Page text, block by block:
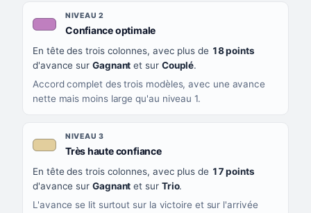
NIVEAU 2
Confiance optimale, couleur mauve
En tête des trois colonnes, avec plus de 18 points
d'avance sur Gagnant et sur Couplé.
Accord complet des trois modèles, avec une avance
nette mais moins large qu'au niveau 1.
NIVEAU 3
Très haute confiance, couleur beige
En tête des trois colonnes, avec plus de 17 points
d'avance sur Gagnant et sur Trio.
L'avance se lit surtout sur la victoire et sur l'arrivée